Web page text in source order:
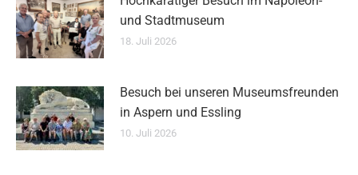
und Stadtmuseum
18. Juli 2026
Besuch bei unseren Museumsfreunden
in Aspern und Essling
10. Juli 2026